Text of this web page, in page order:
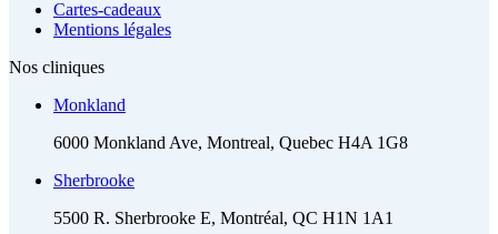
Cartes-cadeaux
Mentions légales
Nos cliniques
Monkland
6000 Monkland Ave, Montreal, Quebec H4A 1G8
Sherbrooke
5500 R. Sherbrooke E, Montréal, QC H1N 1A1